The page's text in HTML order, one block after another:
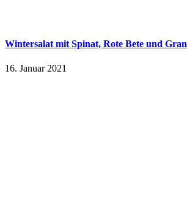
Wintersalat mit Spinat, Rote Bete und
16. Januar 2021